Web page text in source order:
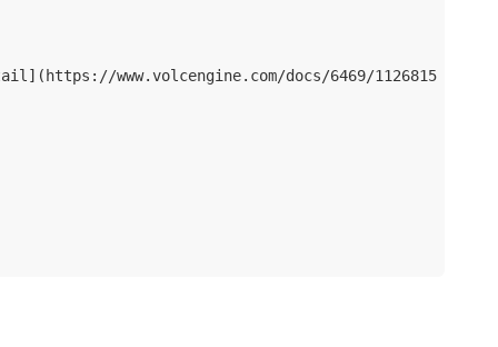
www.volcengine.com/docs/6469/1126815) 接